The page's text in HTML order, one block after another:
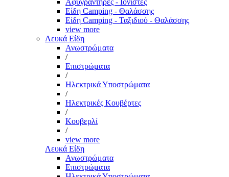
Αφυγραντήρες - Ιονιστές
Είδη Camping - Θαλάσσης
Είδη Camping - Ταξιδιού - Θαλάσσης
view more
Λευκά Είδη
Ανωστρώματα
/
Επιστρώματα
/
Ηλεκτρικά Υποστρώματα
/
Ηλεκτρικές Κουβέρτες
/
Κουβερλί
/
view more
Λευκά Είδη
Ανωστρώματα
Επιστρώματα